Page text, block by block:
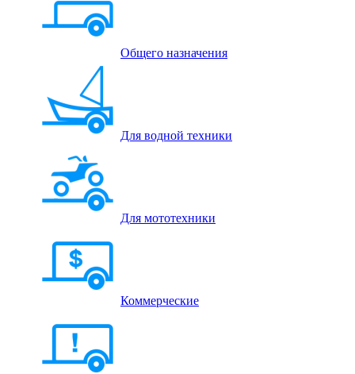
Общего назначения
Для водной техники
Для мототехники
Коммерческие